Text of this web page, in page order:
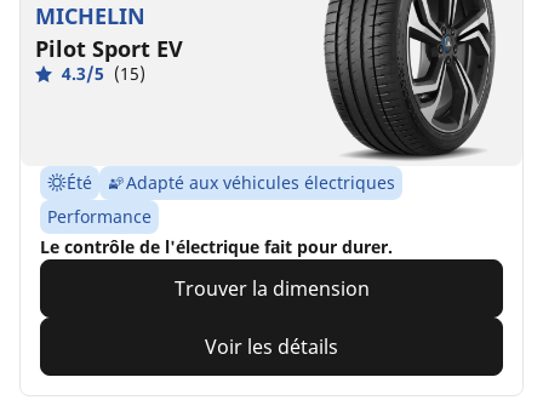
MICHELIN
Pilot Sport EV
4.3/5 (15)
Été
Adapté aux véhicules électriques
Performance
Le contrôle de l'électrique fait pour durer.
Trouver la dimension
Voir les détails